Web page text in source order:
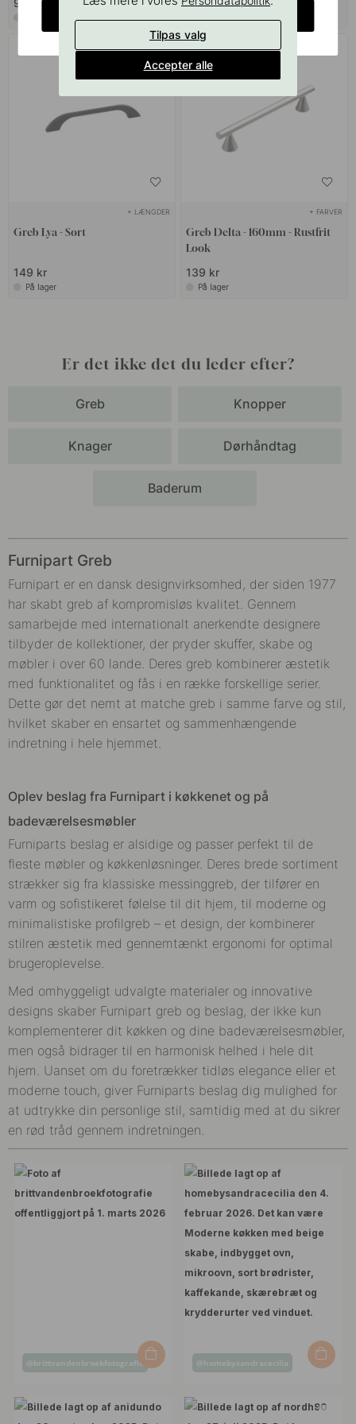
+ LÆNGDER
Greb Lya - Sort
149 kr
På lager
+ FARVER
Greb Delta - 160mm - Rustfrit
Look
139 kr
På lager
Er det ikke det du leder efter?
Greb Knopper
Knager Dørhåndtag
Baderum
Furnipart Greb
Furnipart er en dansk designvirksomhed, der siden 1977
har skabt greb af kompromisløs kvalitet. Gennem
samarbejde med internationalt anerkendte designere
tilbyder de kollektioner, der pryder skuffer, skabe og
møbler i over 60 lande. Deres greb kombinerer æstetik
med funktionalitet og fås i en række forskellige serier.
Dette gør det nemt at matche greb i samme farve og stil,
hvilket skaber en ensartet og sammenhængende
indretning i hele hjemmet.
Oplev beslag fra Furnipart i køkkenet og på
badeværelsesmøbler
Furniparts beslag er alsidige og passer perfekt til de
fleste møbler og køkkenløsninger. Deres brede sortiment
strækker sig fra klassiske messinggreb, der tilfører en
varm og sofistikeret følelse til dit hjem, til moderne og
minimalistiske profilgreb – et design, der kombinerer
stilren æstetik med gennemtænkt ergonomi for optimal
brugeroplevelse.
Med omhyggeligt udvalgte materialer og innovative
designs skaber Furnipart greb og beslag, der ikke kun
komplementerer dit køkken og dine badeværelsesmøbler,
men også bidrager til en harmonisk helhed i hele dit
hjem. Uanset om du foretrækker tidløs elegance eller et
moderne touch, giver Furniparts beslag dig mulighed for
at udtrykke din personlige stil, samtidig med at du sikrer
en rød tråd gennem indretningen.
Opslag
af
@brittvandenbroekfotografie
Opslag
af
@homebysandracecilia
Tilpas valg
Accepter alle